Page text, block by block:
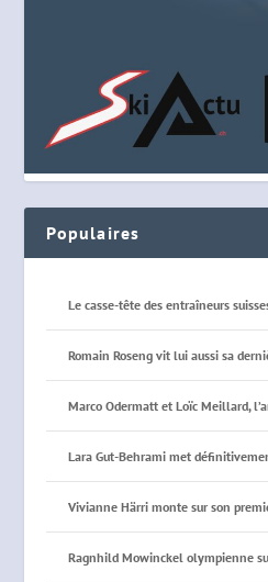
Populaires
Le casse-tête des entraîneurs
Romain Roseng vit lui aussi sa
Marco Odermatt et Loïc Meillard,
Lara Gut-Behrami met
Vivianne Härri monte sur son
Ragnhild Mowinckel olympienne